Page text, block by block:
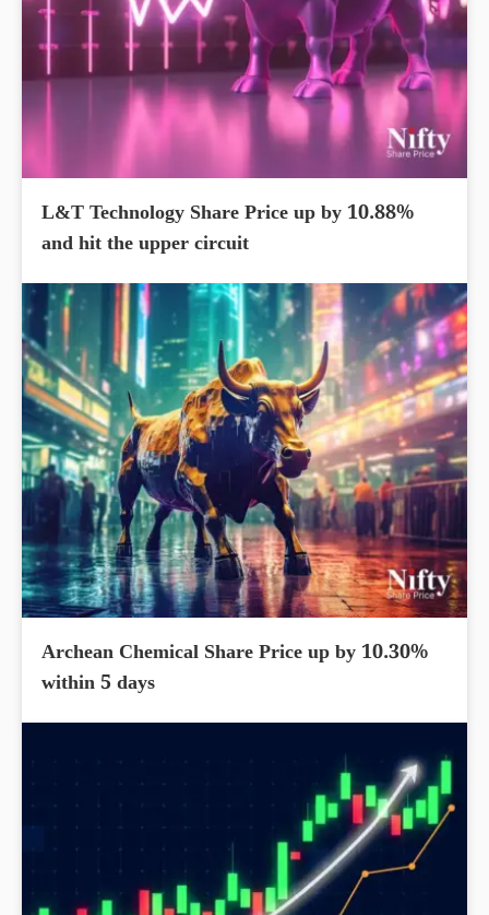
L&T Technology Share Price up by 10.88%
and hit the upper circuit
Archean Chemical Share Price up by 10.30%
within 5 days